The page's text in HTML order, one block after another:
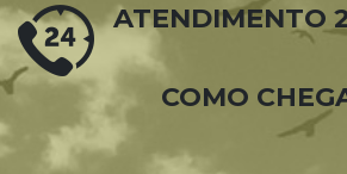
ATENDIMENTO
COMO